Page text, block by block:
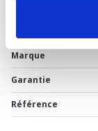
Marque
Garantie
Référence